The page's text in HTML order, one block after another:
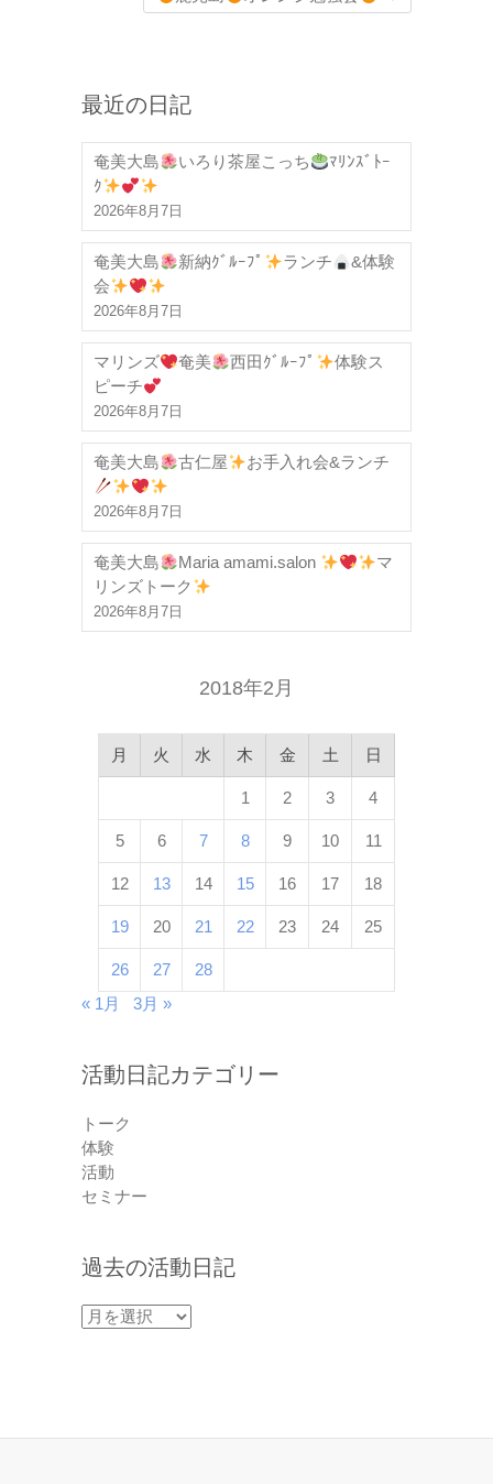
最近の日記
奄美大島 いろり茶屋こっち
ﾏﾘﾝｽﾞﾄｰ
ｸ
2026年8月7日
奄美大島 新納ｸﾞﾙｰﾌﾟ ランチ
&体験
会
2026年8月7日
マリンズ 奄美 西田ｸﾞﾙｰﾌﾟ
体験ス
ピーチ
2026年8月7日
奄美大島 古仁屋 お手入れ会&ランチ
2026年8月7日
奄美大島 Maria amami.salon
マ
リンズトーク
2026年8月7日
2018年2月
月 火 水 木 金 土 日
1 2 3 4
5 6 7 8 9 10 11
12 13 14 15 16 17 18
19 20 21 22 23 24 25
26 27
28
« 1月
3月 »
活動日記カテゴリー
トーク
体験
活動
セミナー
過去の活動日記
過
日